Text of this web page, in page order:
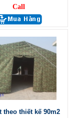
Call
theo thiết kế 90m2